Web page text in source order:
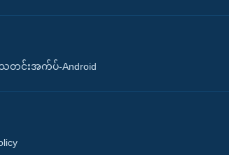
င်းအက်ပ်-Android